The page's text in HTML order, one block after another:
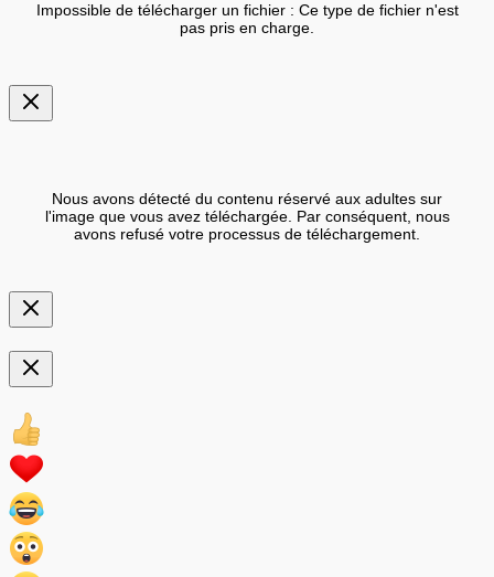
Impossible de télécharger un fichier : Ce type de fichier n'est
pas pris en charge.
Nous avons détecté du contenu réservé aux adultes sur
l'image que vous avez téléchargée. Par conséquent, nous
avons refusé votre processus de téléchargement.